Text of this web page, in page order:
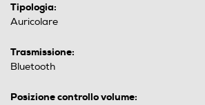
Tipologia:
Auricolare
Trasmissione:
Bluetooth
Posizione controllo volume: